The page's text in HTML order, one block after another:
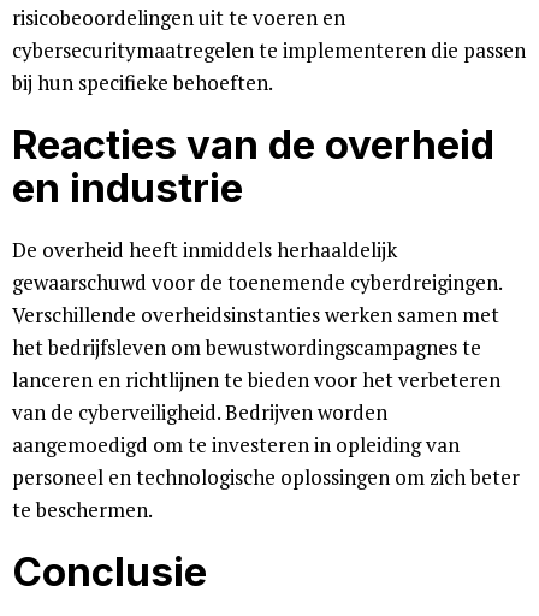
risicobeoordelingen uit te voeren en
cybersecuritymaatregelen te implementeren die passen
bij hun specifieke behoeften.
Reacties van de overheid
en industrie
De overheid heeft inmiddels herhaaldelijk
gewaarschuwd voor de toenemende cyberdreigingen.
Verschillende overheidsinstanties werken samen met
het bedrijfsleven om bewustwordingscampagnes te
lanceren en richtlijnen te bieden voor het verbeteren
van de cyberveiligheid. Bedrijven worden
aangemoedigd om te investeren in opleiding van
personeel en technologische oplossingen om zich beter
te beschermen.
Conclusie